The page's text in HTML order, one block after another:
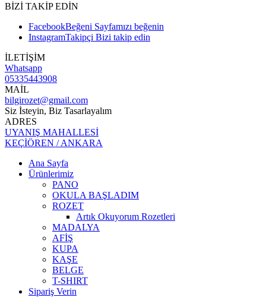
BİZİ TAKİP EDİN
FacebookBeğeni Sayfamızı beğenin
InstagramTakipçi Bizi takip edin
İLETİŞİM
Whatsapp
05335443908
MAİL
bilgirozet@gmail.com
Siz İsteyin, Biz Tasarlayalım
ADRES
UYANIŞ MAHALLESİ
KEÇİÖREN / ANKARA
Ana Sayfa
Ürünlerimiz
PANO
OKULA BAŞLADIM
ROZET
Artık Okuyorum Rozetleri
MADALYA
AFİŞ
KUPA
KAŞE
BELGE
T-SHIRT
Sipariş Verin